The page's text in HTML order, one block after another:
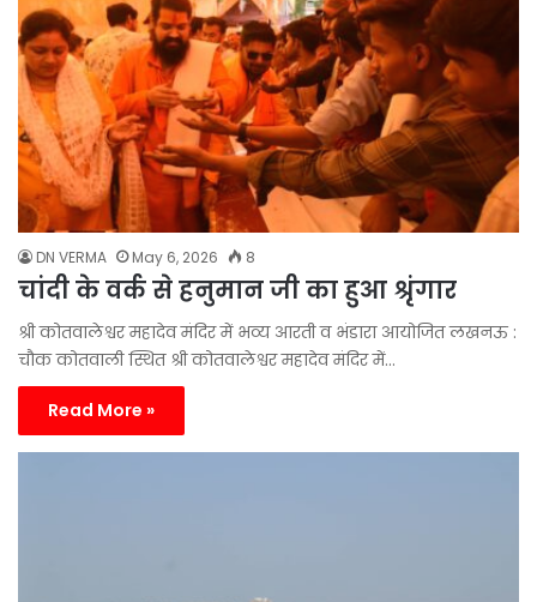
DN VERMA May 6, 2026 8
चांदी के वर्क से हनुमान जी का हुआ श्रृंगार
श्री कोतवालेश्वर महादेव मंदिर में भव्य आरती व भंडारा आयोजित लखनऊ :
चौक कोतवाली स्थित श्री कोतवालेश्वर महादेव मंदिर में…
Read More »